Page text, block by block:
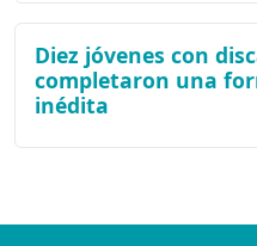
Diez jóvenes con
completaron una
inédita